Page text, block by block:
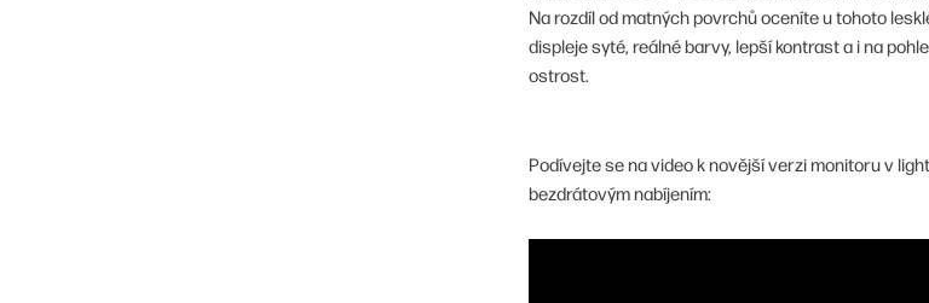
Na rozdíl od matných povrchů oceníte u tohoto
displeje syté, reálné barvy, lepší kontrast a i na
ostrost.
Podívejte se na video k novější verzi monitoru v
bezdrátovým nabíjením: